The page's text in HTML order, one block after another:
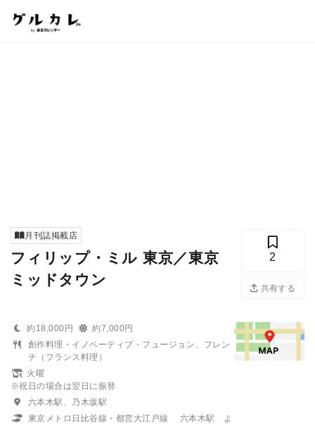
月刊誌掲載店
フィリップ・ミル 東京／東京
ミッドタウン
2
共有する
約18,000円
約7,000円
創作料理・イノベーティブ・フュージョン、フレン
チ（フランス料理）
火曜
※祝日の場合は翌日に振替
六本木駅、乃木坂駅
東京メトロ日比谷線・都営大江戸線 六本木駅 よ